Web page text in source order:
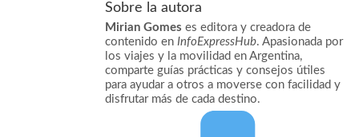
Sobre la autora
Mirian Gomes es editora y creadora de
contenido enInfoExpressHub. Apasionada por
los viajes y la movilidad en Argentina,
comparte guías prácticas y consejos útiles
para ayudar a otros a moverse con facilidad y
disfrutar más de cada destino.